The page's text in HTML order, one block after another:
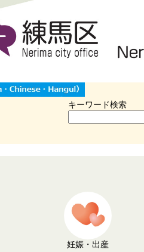
キーワード検索
妊娠・出産